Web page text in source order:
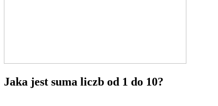
Jaka jest suma liczb od 1 do 10?